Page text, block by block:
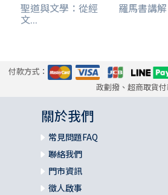
聖道與文學：從經
文...
羅馬書講解
付款方式：
政劃撥、超商取貨
關於我們
常見問題FAQ
聯絡我們
門市資訊
徵人啟事